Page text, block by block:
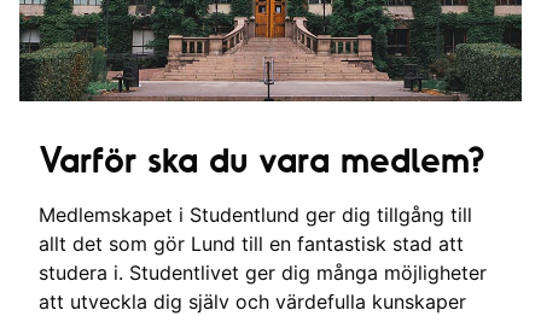
Varför ska du vara medlem?
Medlemskapet i Studentlund ger dig tillgång till
allt det som gör Lund till en fantastisk stad att
studera i. Studentlivet ger dig många möjligheter
att utveckla dig själv och värdefulla kunskaper